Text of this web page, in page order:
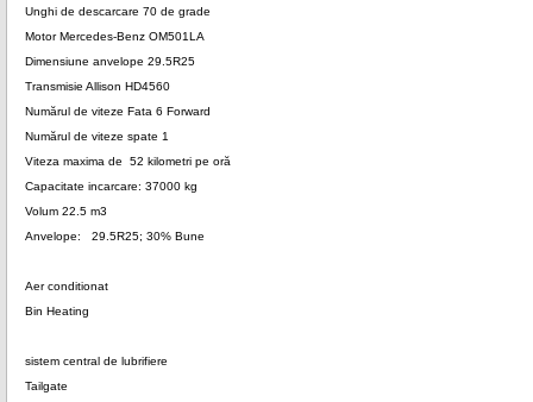
Unghi de descarcare 70 de grade
Motor Mercedes-Benz OM501LA
Dimensiune anvelope 29.5R25
Transmisie Allison HD4560
Numărul de viteze Fata 6 Forward
Numărul de viteze spate 1
Viteza maxima de 52 kilometri pe oră
Capacitate incarcare: 37000 kg
Volum 22.5 m3
Anvelope: 29.5R25; 30% Bune
Aer conditionat
Bin Heating
sistem central de lubrifiere
Tailgate